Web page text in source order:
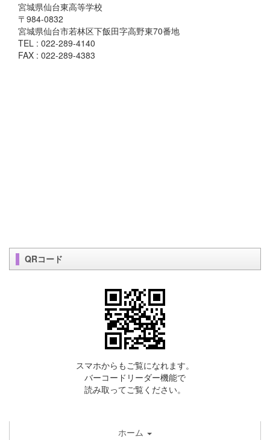
宮城県仙台東高等学校
〒984-0832
宮城県仙台市若林区下飯田字高野東70番地
TEL : 022-289-4140
FAX : 022-289-4383
QRコード
スマホからもご覧になれます。
バーコードリーダー機能で
読み取ってご覧ください。
ホーム